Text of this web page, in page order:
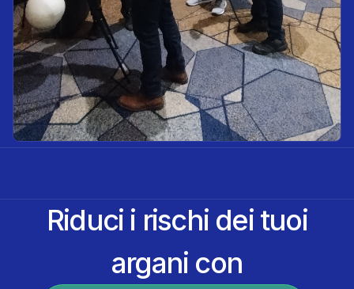
Riduci i rischi dei tuoi
argani con